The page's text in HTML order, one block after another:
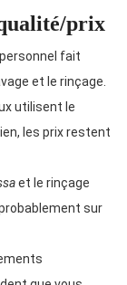
prix
fait
et le rinçage.
utilisent le
les prix restent
et le rinçage
sur